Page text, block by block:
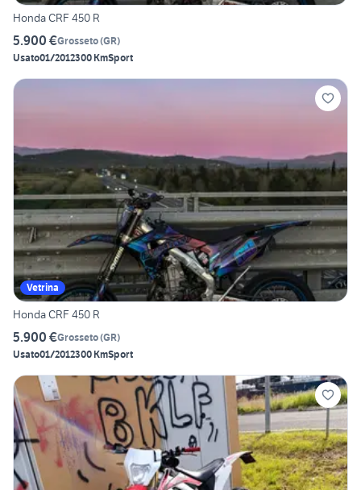
Honda CRF 450 R
5.900 €Grosseto(GR)
Usato01/2012300 KmSport
Vetrina
Honda CRF 450 R
5.900 €Grosseto(GR)
Usato01/2012300 KmSport